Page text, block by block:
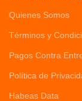
Quienes Somos
Términos y
Pagos Contra
Política de
Habeas Data